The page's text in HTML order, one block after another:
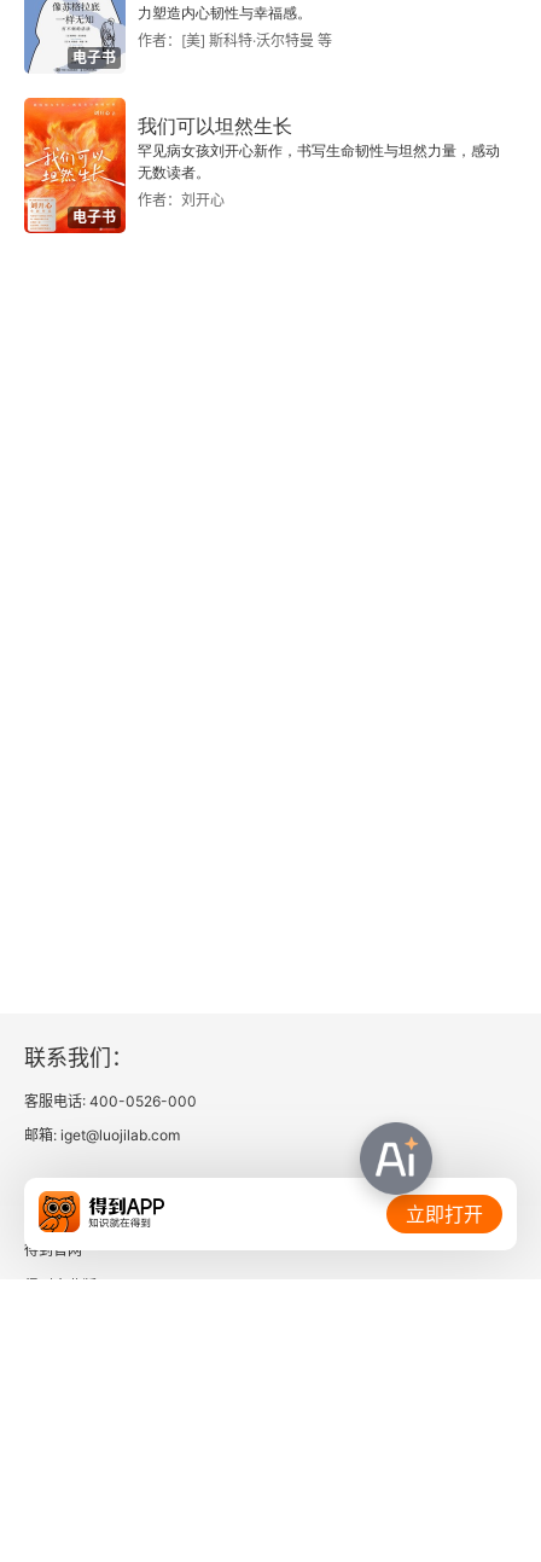
考古学的真实性
考古学家的社会角色
四 理解当代考古学的发展
考古学发展的两条道路
身份考古有意义吗？
抢盐、理性与惯习
风水与考古
大山前遗址 ——思考景观
电子书
力塑造内心韧性与幸福感。
作者：[美] 斯科特·沃尔特曼 等
电子书
我们可以坦然生长
罕见病女孩刘开心新作，书写生命韧性与坦然力量，感动
无数读者。
作者：刘开心
联系我们：
客服电话: 400-0526-000
邮箱: iget@luojilab.com
相关链接：
得到官网
立即打开